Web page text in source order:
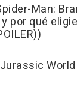
Man:
por qué